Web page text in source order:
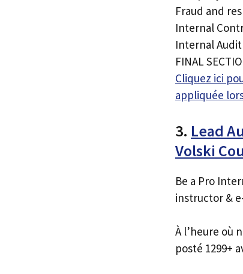
Fraud and
Internal
Internal Audit
FINAL
Cliquez ici
appliquée
3. Lead
Volski
Be a Pro
instructor &
À l’heure où
posté 1299+